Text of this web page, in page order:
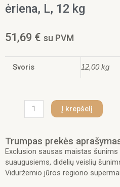
ėriena, L, 12 kg
51,69 € su PVM
Svoris 12,00 kg
produkto
Mono
Protein
Mediterraneo
sausas
Į krepšelį
Trumpas prekės
Exclusion sausas maistas šunims
suaugusiems, didelių veislių
Viduržemio jūros regiono